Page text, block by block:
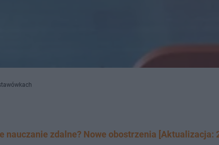
nauczanie zdalne? Nowe obostrzenia [Aktualizacja: